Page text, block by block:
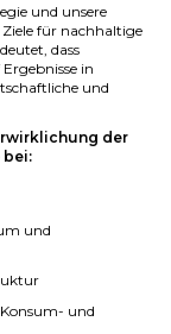
und unsere
für nachhaltige
dass
in
und
der
bei:
und
Konsum- und